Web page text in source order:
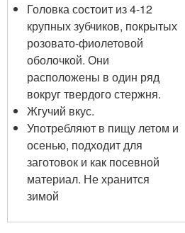
Головка состоит из 4-12
крупных зубчиков, покрытых
розовато-фиолетовой
оболочкой. Они
расположены в один ряд
вокруг твердого стержня.
Жгучий вкус.
Употребляют в пищу летом и
осенью, подходит для
заготовок и как посевной
материал. Не хранится
зимой